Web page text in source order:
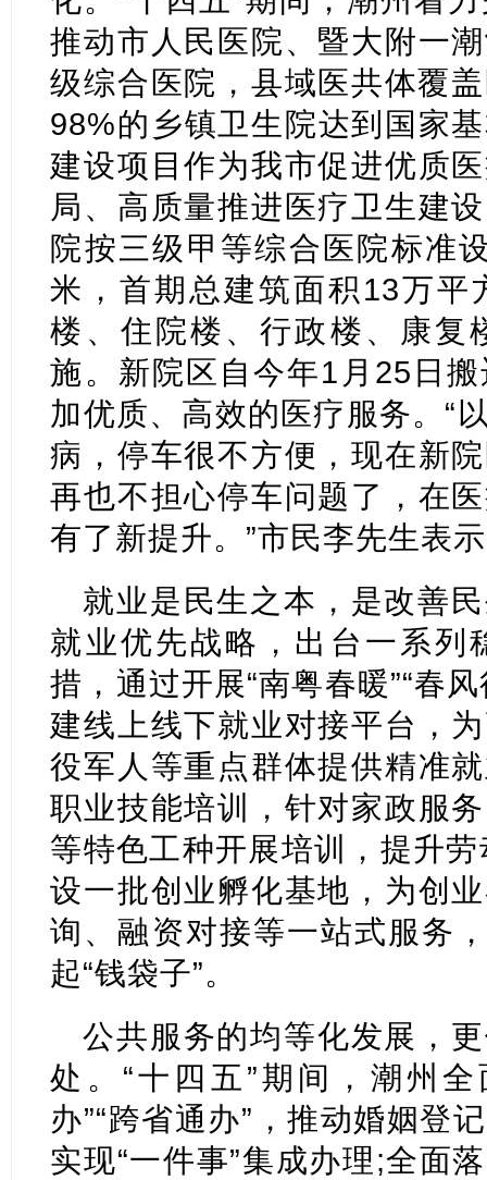
推动市人民医院、暨大附一
级综合医院，县域医共体覆
98%的乡镇卫生院达到国家
建设项目作为我市促进优质
局、高质量推进医疗卫生建
院按三级甲等综合医院标准
米，首期总建筑面积13万平
楼、住院楼、行政楼、康复
施。新院区自今年1月25日
加优质、高效的医疗服务。“
病，停车很不方便，现在新
再也不担心停车问题了，在
有了新提升。”市民李先生表
就业是民生之本，是改善
就业优先战略，出台一系列
措，通过开展“南粤春暖”“春
建线上线下就业对接平台，
役军人等重点群体提供精准
职业技能培训，针对家政服
等特色工种开展培训，提升
设一批创业孵化基地，为创
询、融资对接等一站式服务
起“钱袋子”。
公共服务的均等化发展，
处。“十四五”期间，潮州
办”“跨省通办”，推动婚姻登
实现“一件事”集成办理;全面